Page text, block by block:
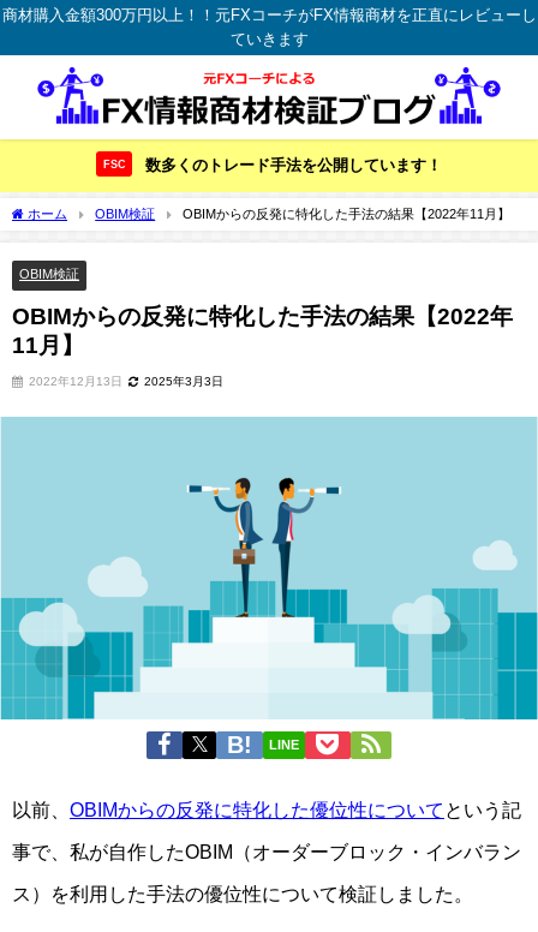
商材購入金額300万円以上！！元FXコーチがFX情報商材を正直にレビューし
ていきます
FSC 数多くのトレード手法を公開しています！
ホーム OBIM検証 OBIMからの反発に特化した手法の結果【2022年11月】
OBIM検証
OBIMからの反発に特化した手法の結果【2022年
11月】
2022年12月13日 2025年3月3日
LINE
以前、 OBIMからの反発に特化した優位性について という記
事で、私が自作したOBIM（オーダーブロック・インバラン
ス）を利用した手法の優位性について検証しました。